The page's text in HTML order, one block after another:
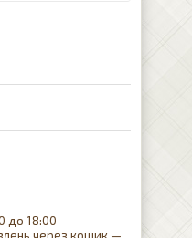
до 18:00